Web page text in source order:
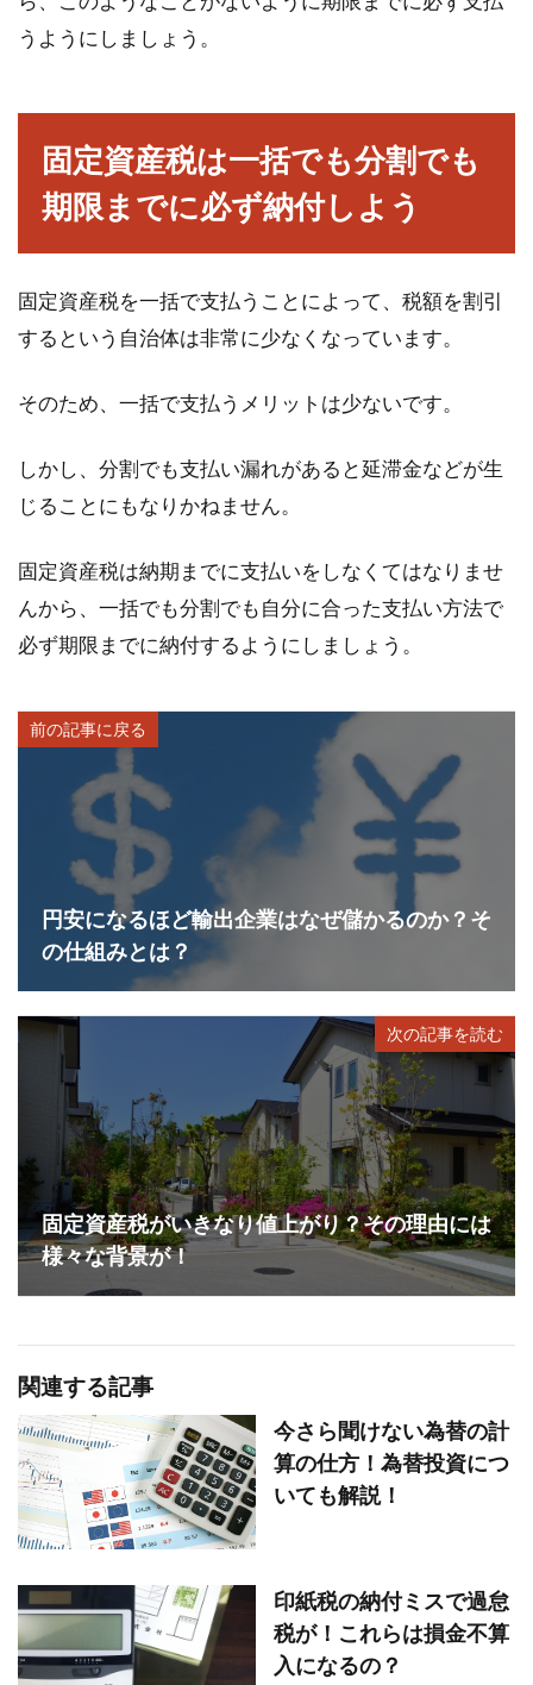
うようにしましょう。
固定資産税は一括でも分割でも
期限までに必ず納付しよう
固定資産税を一括で支払うことによって、税額を割引
するという自治体は非常に少なくなっています。
そのため、一括で支払うメリットは少ないです。
しかし、分割でも支払い漏れがあると延滞金などが生
じることにもなりかねません。
固定資産税は納期までに支払いをしなくてはなりませ
んから、一括でも分割でも自分に合った支払い方法で
必ず期限までに納付するようにしましょう。
前の記事に戻る
円安になるほど輸出企業はなぜ儲かるのか？そ
の仕組みとは？
次の記事を読む
固定資産税がいきなり値上がり？その理由には
様々な背景が！
関連する記事
今さら聞けない為替の計
算の仕方！為替投資につ
いても解説！
印紙税の納付ミスで過怠
税が！これらは損金不算
入になるの？